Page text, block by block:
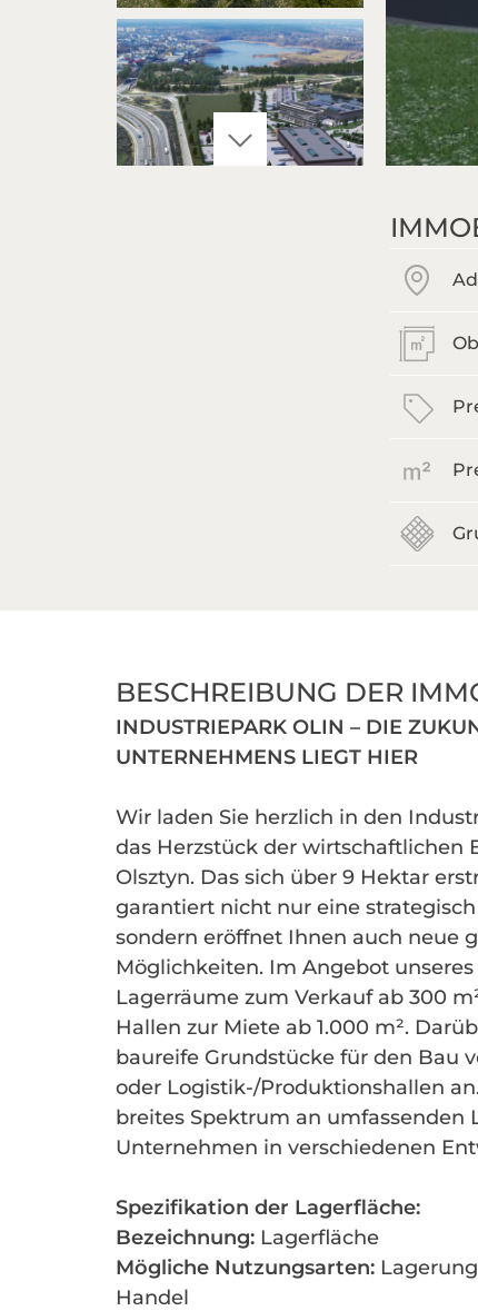
BESCHREIBUNG DER
INDUSTRIEPARK OLIN – DIE
UNTERNEHMENS LIEGT HIER
Wir laden Sie herzlich in den
das Herzstück der wirtschaftlichen
Olsztyn. Das sich über 9 Hektar
garantiert nicht nur eine
sondern eröffnet Ihnen auch neue
Möglichkeiten. Im Angebot
Lagerräume zum Verkauf ab 300
Hallen zur Miete ab 1.000 m².
baureife Grundstücke für den Bau
oder Logistik-/Produktionshallen
breites Spektrum an umfassenden
Unternehmen in verschiedenen
Spezifikation der Lagerfläche:
Bezeichnung: Lagerfläche
Mögliche Nutzungsarten:
Handel